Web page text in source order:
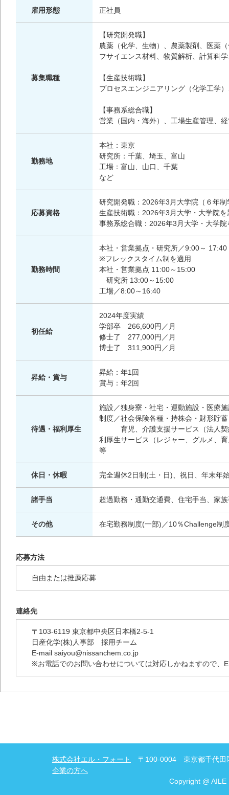
雇用形態 正社員
募集職種
【研究開発職】
農薬（化学、生物）、農薬製剤、医薬
フサイエンス材料、物質解析、計算科
【生産技術職】
プロセスエンジニアリング（化学工学
【事務系総合職】
営業（国内・海外）、工場生産管理、
勤務地
本社：東京
研究所：千葉、埼玉、富山
工場：富山、山口、千葉
など
応募資格
研究開発職：2026年3月大学院（６年
生産技術職：2026年3月大学・大学院
事務系総合職：2026年3月大学・大学
勤務時間
本社・営業拠点・研究所／9:00～ 17:40
※フレックスタイム制を適用
本社・営業拠点 11:00～15:00
研究所 13:00～15:00
工場／8:00～16:40
初任給
2024年度実績
学部卒 266,600円／月
修士了 277,000円／月
博士了 311,900円／月
昇給・賞与
昇給：年1回
賞与：年2回
待遇・福利厚生
施設／独身寮・社宅・運動施設・医療
制度／社会保険各種・持株会・財形貯
育児、介護支援サービス（法人
利厚生サービス（レジャー、グルメ、
等
休日・休暇 完全週休2日制(土・日)、祝日、年末年
諸手当 超過勤務・通勤交通費、住宅手当、家
その他 在宅勤務制度(一部)／10％Challenge制
応募方法
自由または推薦応募
連絡先
〒103-6119 東京都中央区日本橋2-5-1
日産化学(株)人事部 採用チーム
E-mail saiyou@nissanchem.co.jp
※お電話でのお問い合わせについては対応しかねますので、
株式会社エル・フォート
〒100-0004 東京都千代田
企業の方へ
Copyright @